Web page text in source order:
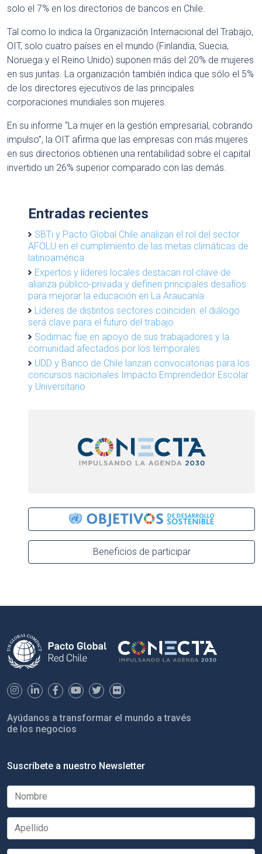
solo el 7% en los directorios de bancos en Chile.
Tal como lo indica la Organización Internacional del Trabajo,
OIT, solo cuatro países en el mundo (Finlandia, Suecia,
Noruega y el Reino Unido) suponen más del 20% de mujeres
en sus juntas. La organización también indica que sólo el 5%
de los directores ejecutivos de las principales
corporaciones mundiales son mujeres.
En su informe “La mujer en la gestión empresarial, cobrando
impulso”, la OIT afirma que las empresas con más mujeres
en sus directorios obtienen una rentabilidad sobre el capital
invertido un 26% superior comparado con las demás.
Entradas recientes
SBTi y Pacto Global Chile analizan el rol del sector
AFOLU en el cumplimiento de las metas climáticas de
latinoamérica
Expertos y líderes locales destacan rol clave de
alianza público-privada y definen principales desafíos
para mejorar la educación en La Araucanía
Líderes de distintos sectores coinciden: el diálogo
será clave para el futuro del trabajo
Sodimac fue en apoyo de sus trabajadores y la
comunidad afectados por los temporales
UDD y Banco de Chile lanzan convocatorias para los
concursos nacionales Impacto Emprendedor Escolar
y Universitario
Beneficios de participar
Ayúdanos a transformar el mundo a través
de los negocios
Suscríbete a nuestro Newsletter